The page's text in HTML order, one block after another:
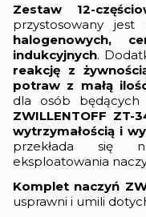
Zestaw 12-
przystosowany jest
halogenowych,
indukcyjnych.
reakcję z
potraw z małą
dla osób będących
ZWILLENTOFF ZT-
wytrzymałością i
przekłada się
eksploatowania
Komplet naczyń
usprawni i umili